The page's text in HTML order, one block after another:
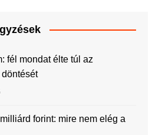
fél mondat élte túl az
forint: mire nem elég a